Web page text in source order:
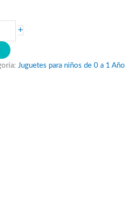
+
Juguetes para niños de 0 a 1 Año